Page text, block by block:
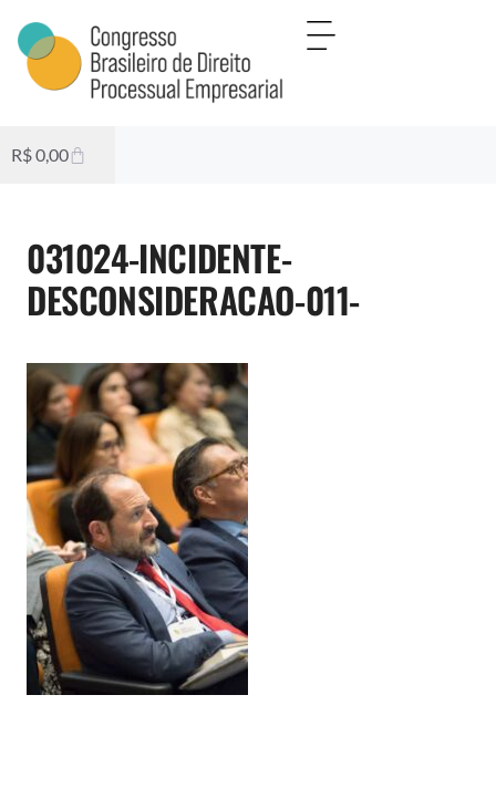
R$0,00
031024-INCIDENTE-
DESCONSIDERACAO-011-